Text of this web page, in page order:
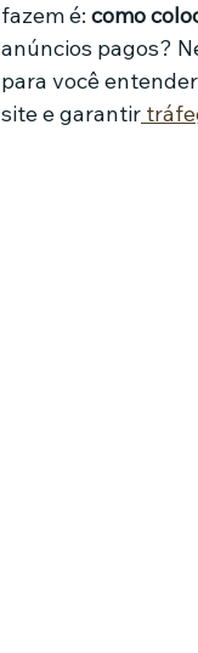
fazem é: como
anúncios pagos?
para você
site e garantir